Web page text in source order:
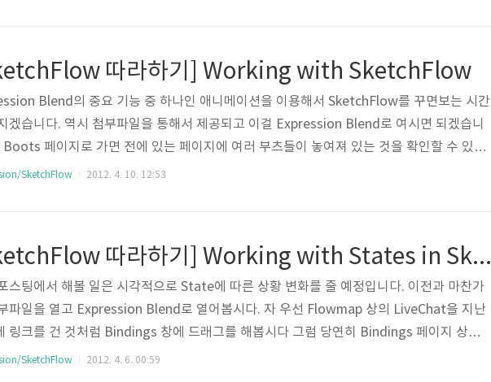
튼..
따라하기] Working with SketchFlow
Blend의 중요 기능 중 하나인 애니메이션을 이용해서 SketchFlow를 꾸면보는 시간
겠습니다. 역시 첨부파일을 통해서 제공되고 이걸 Expression Blend로 여시면 되겠습니
Boots 페이지로 가면 전에 있는 페이지에 여러 부츠들이 놓여져 있는 것을 확인할 수 있습
기다가 애니메이션 효과를 삽입하기 위해서는 Window 항목에 있는 Sketchflow Anima
SketchFlow 2012. 4. 10. 12:53
[SketchFlow 따라하기] Working with States in SketchFlow
스팅에서 해볼 일은 시각적으로 State에 따른 상황 변화를 줄 예정입니다. 이전과 마찬가
파일을 열고 Expression Blend로 열어봅시다. 자 우선 Flowmap 상의 LiveChat을 지난
링크를 건 것처럼 Bindings 창에 드래그를 해봅시다 그럼 당연히 Bindings 페이지 상에
Component가 생성될 겁니다. 그런데 생각을 해보면 항상 LiveChat 창이 떠 있어
SketchFlow 2012. 4. 6. 00:59